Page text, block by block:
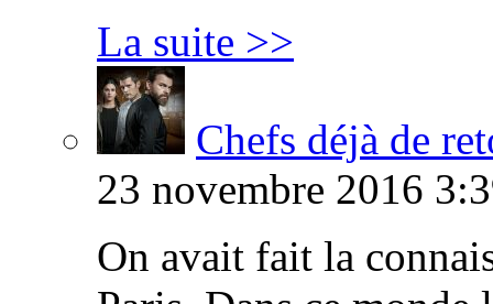
La suite >>
Chefs déjà de
23 novembre 2016
On avait fait la